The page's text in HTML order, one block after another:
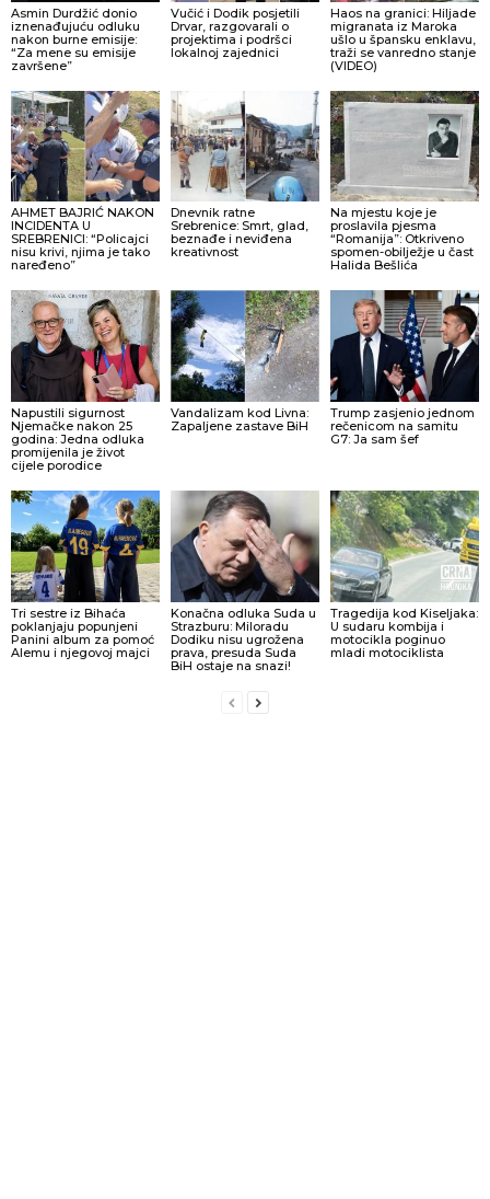
Asmin Durdžić donio
iznenađujuću odluku
nakon burne emisije:
“Za mene su emisije
završene”
Vučić i Dodik posjetili
Drvar, razgovarali o
projektima i podršci
lokalnoj zajednici
Haos na granici: Hiljade
migranata iz Maroka
ušlo u špansku enklavu,
traži se vanredno stanje
(VIDEO)
AHMET BAJRIĆ NAKON
INCIDENTA U
SREBRENICI: “Policajci
nisu krivi, njima je tako
naređeno”
Dnevnik ratne
Srebrenice: Smrt, glad,
beznađe i neviđena
kreativnost
Na mjestu koje je
proslavila pjesma
“Romanija”: Otkriveno
spomen-obilježje u čast
Halida Bešlića
Napustili sigurnost
Njemačke nakon 25
godina: Jedna odluka
promijenila je život
cijele porodice
Vandalizam kod Livna:
Zapaljene zastave BiH
Trump zasjenio jednom
rečenicom na samitu
G7: Ja sam šef
Tri sestre iz Bihaća
poklanjaju popunjeni
Panini album za pomoć
Alemu i njegovoj majci
Konačna odluka Suda u
Strazburu: Miloradu
Dodiku nisu ugrožena
prava, presuda Suda
BiH ostaje na snazi!
Tragedija kod Kiseljaka:
U sudaru kombija i
motocikla poginuo
mladi motociklista